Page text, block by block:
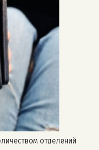
отделений